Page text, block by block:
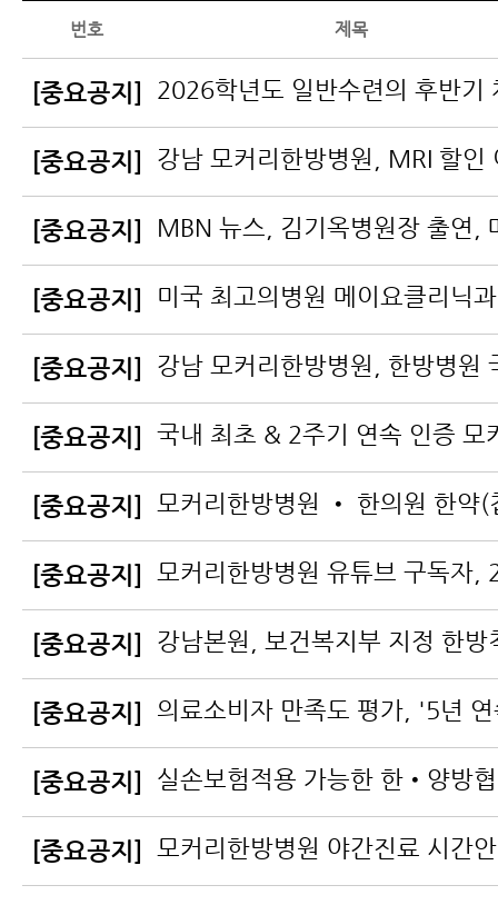
번호 제목
[중요공지]
[중요공지]
[중요공지]
[중요공지]
[중요공지]
[중요공지]
[중요공지]
[중요공지]
[중요공지]
[중요공지]
[중요공지]
[중요공지] 모커리한방병원 야간진료 시간